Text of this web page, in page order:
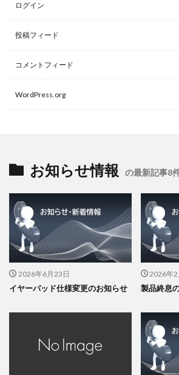
ログイン
投稿フィード
コメントフィード
WordPress.org
お知らせ情報 の最新記事8
2026年6月23日
イヤーパッド仕様変更のお知らせ
2026年2
製品終息